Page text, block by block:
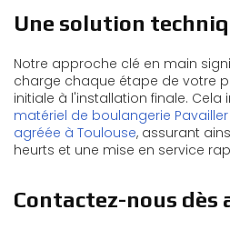
Une solution
Notre approche clé en main
charge chaque étape de votre
initiale à l'installation finale. Cela
matériel de boulangerie
agréée à Toulouse, assurant
heurts et une mise en service
Contactez-nous dès